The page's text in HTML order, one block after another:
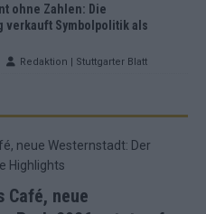
ohne Zahlen: Die
verkauft Symbolpolitik als
Redaktion | Stuttgarter Blatt
Café, neue